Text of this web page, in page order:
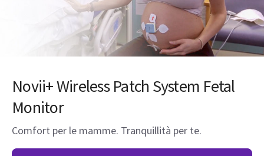
Novii+ Wireless Patch System Fetal
Monitor
Comfort per le mamme. Tranquillità per te.